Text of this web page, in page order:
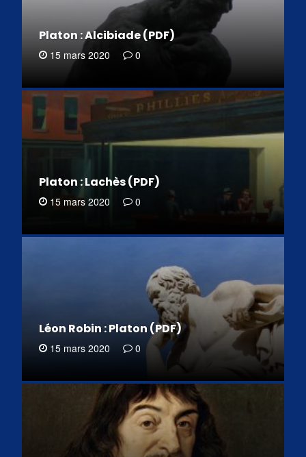
Platon : Alcibiade (PDF)
15 mars 2020 0
Platon : Lachès (PDF)
15 mars 2020 0
Léon Robin : Platon (PDF)
15 mars 2020 0